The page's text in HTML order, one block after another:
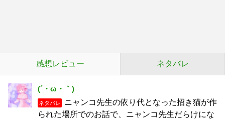
感想レビュー ネタバレ
(´・ω・｀)
ネタバレ
ニャンコ先生の依り代となった招き猫が作
られた場所でのお話で、ニャンコ先生だらけにな